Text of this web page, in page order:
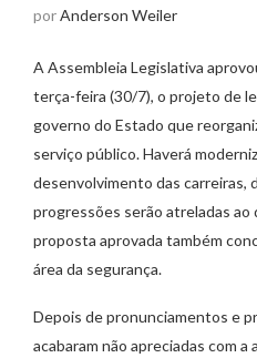
porAnderson Weiler
A Assembleia Legislativa
terça-feira (30/7), o projeto de
governo do Estado que
serviço público. Haverá
desenvolvimento das carreiras,
progressões serão atreladas
proposta aprovada também
área da segurança.
Depois de pronunciamentos e
acabaram não apreciadas com